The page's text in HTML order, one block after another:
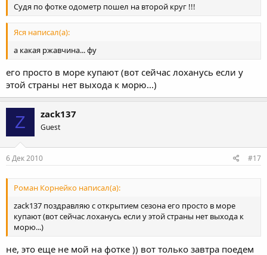
Судя по фотке одометр пошел на второй круг !!!
Яся написал(а):
а какая ржавчина... фу
его просто в море купают (вот сейчас лоханусь если у
этой страны нет выхода к морю...)
Z zack137
Guest
6 Дек 2010 #17
Роман Корнейко написал(а):
zack137 поздравляю с открытием сезона его просто в море
купают (вот сейчас лоханусь если у этой страны нет выхода к
морю...)
не, это еще не мой на фотке )) вот только завтра поедем